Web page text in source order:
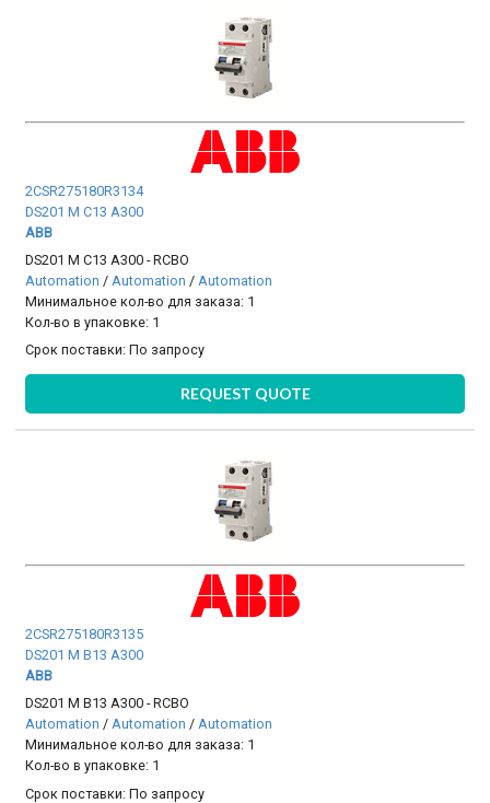
2CSR275180R3134
DS201 M C13 A300
ABB
DS201 M C13 A300 - RCBO
Automation / Automation / Automation
Минимальное кол-во для заказа: 1
Кол-во в упаковке: 1
Срок поставки:По запросу
REQUEST QUOTE
2CSR275180R3135
DS201 M B13 A300
ABB
DS201 M B13 A300 - RCBO
Automation /Automation /Automation
Минимальное кол-во для заказа: 1
Кол-во в упаковке: 1
Срок поставки:По запросу